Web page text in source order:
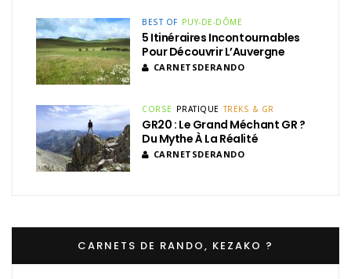
BEST OF PUY-DE-DÔME
5 Itinéraires Incontournables
Pour Découvrir L’Auvergne
CARNETSDERANDO
CORSE PRATIQUE TREKS & GR
GR20 : Le Grand Méchant GR ?
Du Mythe À La Réalité
CARNETSDERANDO
CARNETS DE RANDO, KEZAKO ?